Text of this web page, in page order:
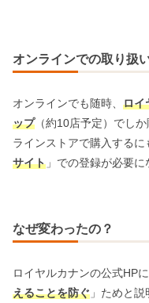
オンラインでの取り扱
オンラインでも随時、 ロイ
ップ（約10店予定）でし
ラインストアで購入するに
サイト 」での登録が必要に
なぜ変わったの？
ロイヤルカナンの公式HP
えることを防ぐ 」ためと